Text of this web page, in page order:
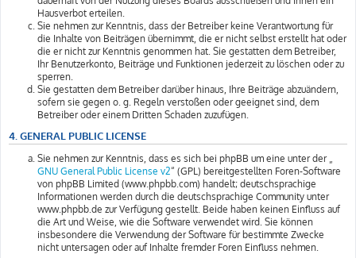
Hausverbot erteilen.
Sie nehmen zur Kenntnis, dass der Betreiber keine Verantwortung für
die Inhalte von Beiträgen übernimmt, die er nicht selbst erstellt hat oder
die er nicht zur Kenntnis genommen hat. Sie gestatten dem Betreiber,
Ihr Benutzerkonto, Beiträge und Funktionen jederzeit zu löschen oder zu
sperren.
Sie gestatten dem Betreiber darüber hinaus, Ihre Beiträge abzuändern,
sofern sie gegen o. g. Regeln verstoßen oder geeignet sind, dem
Betreiber oder einem Dritten Schaden zuzufügen.
4. GENERAL PUBLIC LICENSE
Sie nehmen zur Kenntnis, dass es sich bei phpBB um eine unter der „
GNU General Public License v2“ (GPL) bereitgestellten Foren-Software
von phpBB Limited (www.phpbb.com) handelt; deutschsprachige
Informationen werden durch die deutschsprachige Community unter
www.phpbb.de zur Verfügung gestellt. Beide haben keinen Einfluss auf
die Art und Weise, wie die Software verwendet wird. Sie können
insbesondere die Verwendung der Software für bestimmte Zwecke
nicht untersagen oder auf Inhalte fremder Foren Einfluss nehmen.